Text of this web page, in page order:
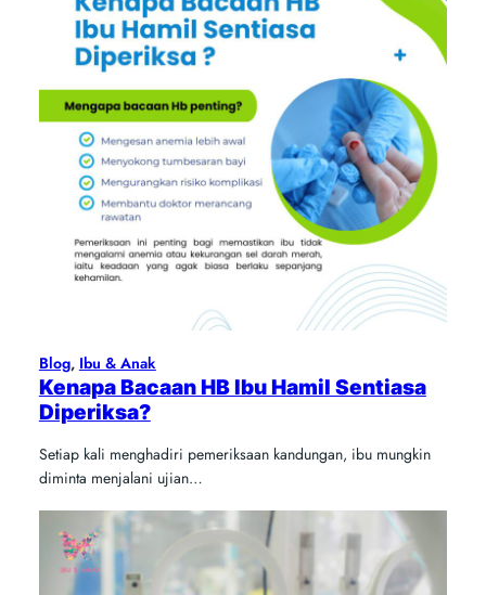
Blog, Ibu & Anak
Kenapa Bacaan HB Ibu Hamil Sentiasa
Diperiksa?
Setiap kali menghadiri pemeriksaan kandungan, ibu mungkin
diminta menjalani ujian…